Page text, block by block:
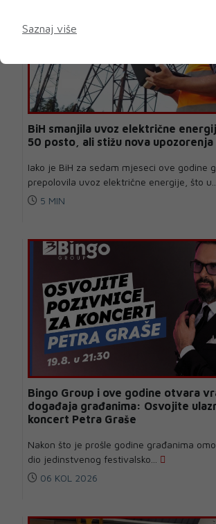
BiH smanjila uvoz električne
50 posto, ali stižu nova upozorenja
Iako je BiH za sedam mjeseci ove godine
prepolovila uvoz električne energije, što u...
5 MIN
Bingo Group i ove godine otvara
događaja građanima: Osvojite
koncert Petra Graše
Nakon što je prošle godine građanima
dio jedinstvenog festivalsko...
06 KOL 2026
Saznaj više